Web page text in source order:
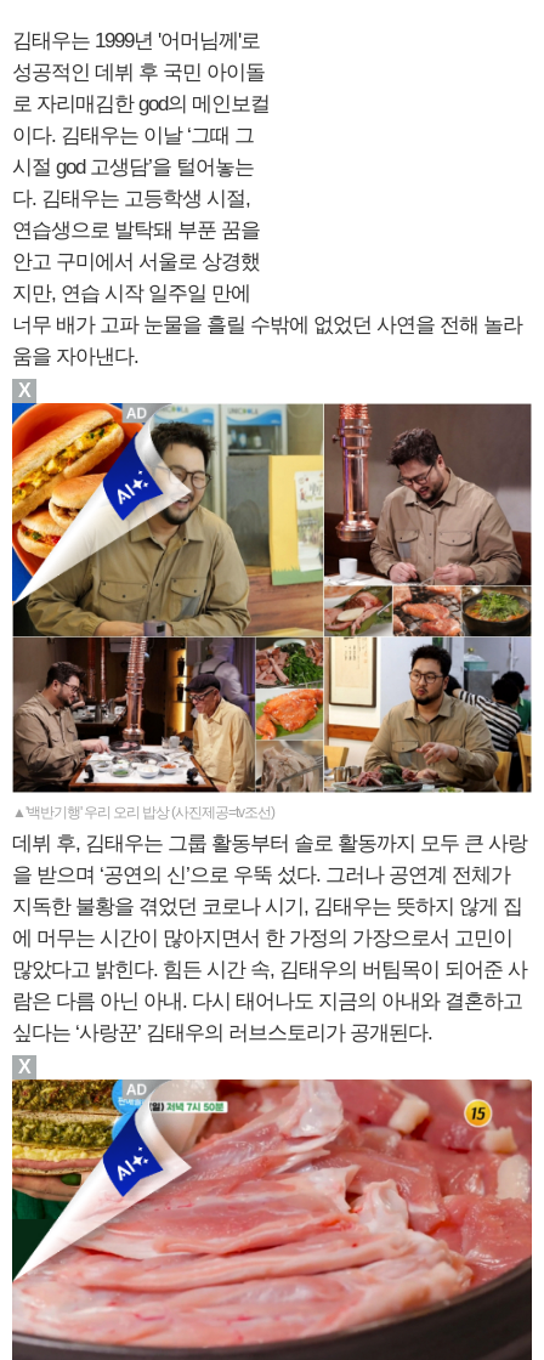
김태우는 1999년 '어머님께'로
성공적인 데뷔 후 국민 아이돌
로 자리매김한 god의 메인보컬
이다. 김태우는 이날 ‘그때 그
시절 god 고생담’을 털어놓는
다. 김태우는 고등학생 시절,
연습생으로 발탁돼 부푼 꿈을
안고 구미에서 서울로 상경했
지만, 연습 시작 일주일 만에
너무 배가 고파 눈물을 흘릴 수밖에 없었던 사연을 전해 놀라
움을 자아낸다.
▲'백반기행' 우리 오리 밥상 (사진제공=tv조선)
데뷔 후, 김태우는 그룹 활동부터 솔로 활동까지 모두 큰 사랑
을 받으며 ‘공연의 신’으로 우뚝 섰다. 그러나 공연계 전체가
지독한 불황을 겪었던 코로나 시기, 김태우는 뜻하지 않게 집
에 머무는 시간이 많아지면서 한 가정의 가장으로서 고민이
많았다고 밝힌다. 힘든 시간 속, 김태우의 버팀목이 되어준 사
람은 다름 아닌 아내. 다시 태어나도 지금의 아내와 결혼하고
싶다는 ‘사랑꾼’ 김태우의 러브스토리가 공개된다.
X
X